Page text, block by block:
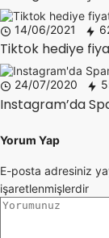
14/06/2021
Tiktok hediye
24/07/2020
Instagram’da
Yorum Yap
E-posta adresiniz
işaretlenmişlerdir